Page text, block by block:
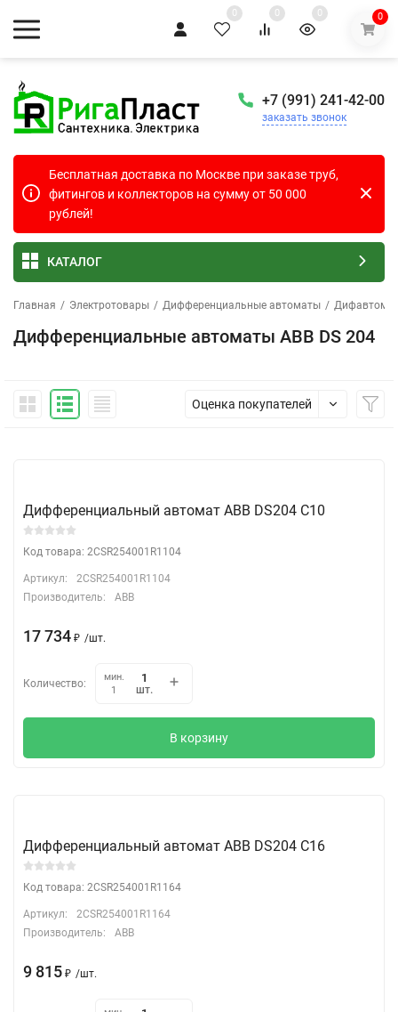
0 0 0 0
+7 (991) 241-42-00
заказать звонок
Бесплатная доставка по Москве при заказе труб,
фитингов и коллекторов на сумму от 50 000
рублей!
КАТАЛОГ
Главная / Электротовары / Дифференциальные автоматы /
Дифференциальные автоматы ABB DS 204
Оценка покупателей
Дифференциальный автомат АВВ DS204 C10
Код товара: 2CSR254001R1104
Артикул:
2CSR254001R1104
Производитель:
ABB
17 734 ₽ /шт.
Количество:
мин.
1
шт.
В корзину
Дифференциальный автомат АВВ DS204 C16
Код товара: 2CSR254001R1164
Артикул:
2CSR254001R1164
Производитель:
ABB
9 815 ₽ /шт.